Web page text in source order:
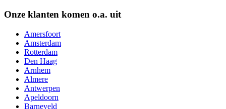
Onze klanten komen o.a. uit
Amersfoort
Amsterdam
Rotterdam
Den Haag
Arnhem
Almere
Antwerpen
Apeldoorn
Barneveld